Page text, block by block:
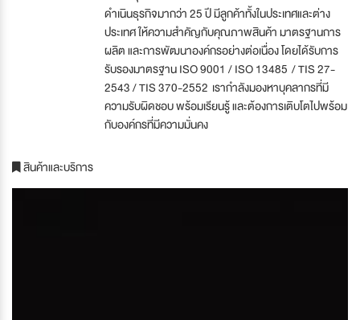
ดำเนินธุรกิจมากว่า 25 ปี มีลูกค้าทั้งในประเทศและต่าง
ประเทศ ให้ความสำคัญกับคุณภาพสินค้า มาตรฐานการ
ผลิต และการพัฒนาองค์กรอย่างต่อเนื่อง โดยได้รับการ
รับรองมาตรฐาน ISO 9001 / ISO 13485 / TIS 27-
2543 / TIS 370-2552 เรากำลังมองหาบุคลากรที่มี
ความรับผิดชอบ พร้อมเรียนรู้ และต้องการเติบโตไปพร้อม
กับองค์กรที่มีความมั่นคง
สินค้าและบริการ